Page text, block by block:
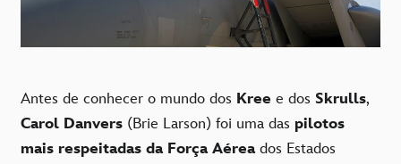
Antes de conhecer o mundo dos Kree e dos Skrulls,
Carol Danvers (Brie Larson) foi uma das pilotos
mais respeitadas da Força Aéreados Estados